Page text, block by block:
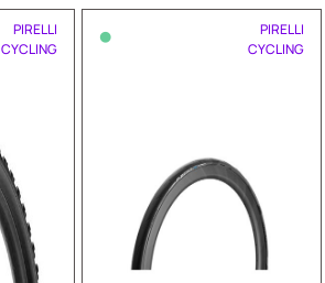
PIRELLI
CYCLING
•
PIRELLI
CYCLING